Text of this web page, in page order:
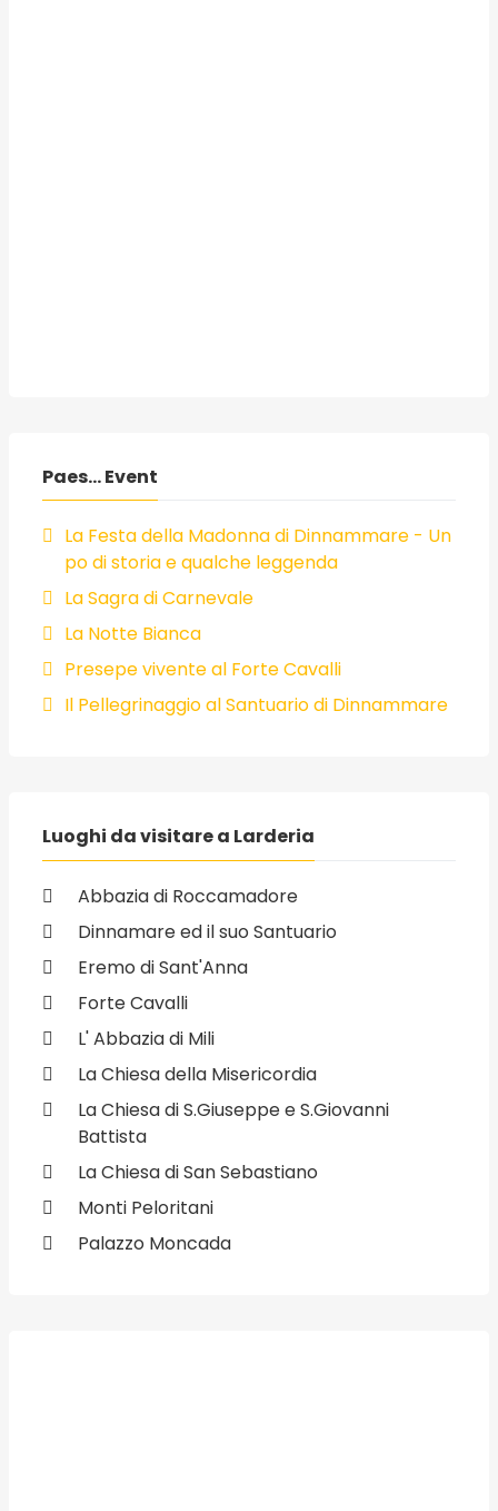
Paes... Event
La Festa della Madonna di Dinnammare - Un
po di storia e qualche leggenda
La Sagra di Carnevale
La Notte Bianca
Presepe vivente al Forte Cavalli
Il Pellegrinaggio al Santuario di Dinnammare
Luoghi da visitare a Larderia
Abbazia di Roccamadore
Dinnamare ed il suo Santuario
Eremo di Sant'Anna
Forte Cavalli
L' Abbazia di Mili
La Chiesa della Misericordia
La Chiesa di S.Giuseppe e S.Giovanni
Battista
La Chiesa di San Sebastiano
Monti Peloritani
Palazzo Moncada